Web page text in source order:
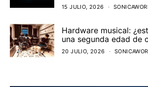
15 JULIO, 2026
Hardware musical:
una segunda edad de
20 JULIO, 2026